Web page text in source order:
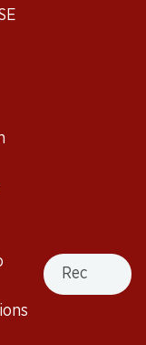
Recherche
Parfum fin de fruits
Corps moyen et